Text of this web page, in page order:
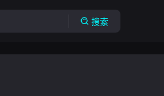
搜索